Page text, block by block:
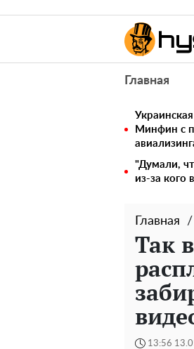
Главная
Минфин с
"Думали,
из-за кого
Главная
Так
13:56